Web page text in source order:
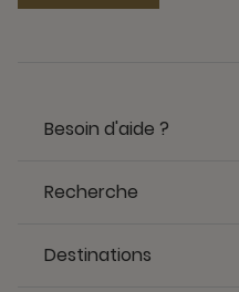
Besoin d'aide ?
Recherche
Destinations